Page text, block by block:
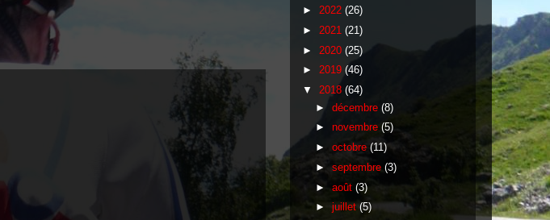
► 2022 (26)
► 2021 (21)
► 2020 (25)
► 2019 (46)
▼ 2018 (64)
► décembre (8)
► novembre (5)
► octobre (11)
► septembre (3)
► août (3)
► juillet (5)